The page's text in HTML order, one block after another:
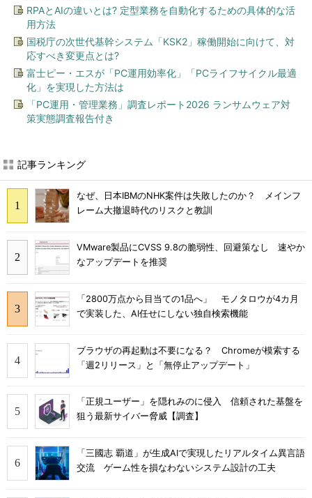
RPAとAIの違いとは? 定型業務を自動化するための具体的な活
用方法
国税庁の次世代基幹システム「KSK2」稼働開始に向けて、対
応すべき変更点とは?
富士ピー・エスが「PC運用効率化」「PCライフサイクル最適
化」を実現した方法は
「PC運用・管理業務」調査レポート2026 ランサムウェア対
策実態調査報告付き
記事ランキング
なぜ、日本IBMのNHK案件は失敗したのか？ メインフ
レーム大撤退時代のリスクと教訓
VMware製品にCVSS 9.8の脆弱性、回避策なし 速やか
なアップデートを推奨
「2800万点から目当ての1品へ」 モノタロウが4カ月
で実装した、AI任せにしない独自検索機能
ブラウザの再起動は不要になる？ Chromeが模索する
「週2リリース」と「無停止アップデート」
「正規ユーザー」を隠れみのに侵入 信頼された基盤を
狙う最新サイバー脅威【調査】
「三國志 覇道」が生成AIで実現したリアルタイム異言語
交流 ゲーム性を損なわないシステム設計の工夫